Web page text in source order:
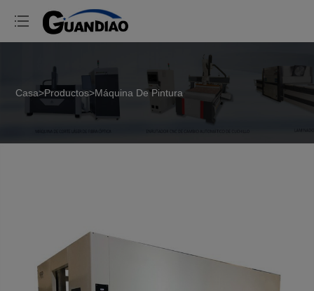
Casa>Productos>Máquina De Pintura